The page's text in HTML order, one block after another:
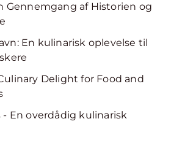
Gennemgang af Historien og
En kulinarisk oplevelse til
Delight for Food and
- En overdådig kulinarisk